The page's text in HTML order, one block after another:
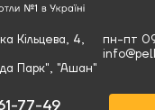
Кільцева, 4,
Парк", "Ашан"
пн-пт
77-49‬